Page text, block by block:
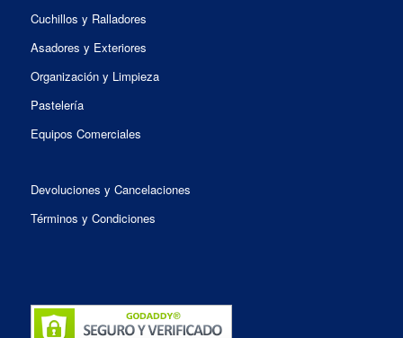
Cuchillos y Ralladores
Asadores y Exteriores
Organización y Limpieza
Pastelería
Equipos Comerciales
Devoluciones y Cancelaciones
Términos y Condiciones